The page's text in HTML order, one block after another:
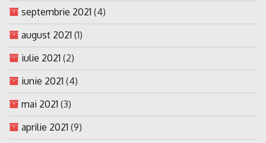
septembrie 2021 (4)
august 2021 (1)
iulie 2021 (2)
iunie 2021 (4)
mai 2021 (3)
aprilie 2021 (9)